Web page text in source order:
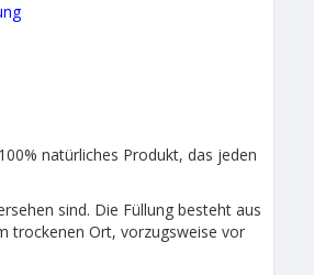
natürliches Produkt, das jeden
sind. Die Füllung besteht aus
trockenen Ort, vorzugsweise vor